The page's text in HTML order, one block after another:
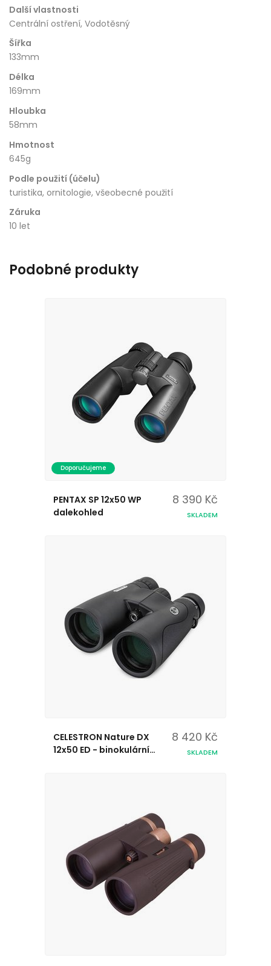
Další vlastnosti
Centrální ostření, Vodotěsný
Šířka
133mm
Délka
169mm
Hloubka
58mm
Hmotnost
645g
Podle použití (účelu)
turistika, ornitologie, všeobecné použití
Záruka
10 let
Podobné produkty
Doporučujeme
PENTAX SP 12x50 WP
dalekohled
8 390 Kč
SKLADEM
CELESTRON Nature DX
12x50 ED - binokulární
8 420 Kč
SKLADEM